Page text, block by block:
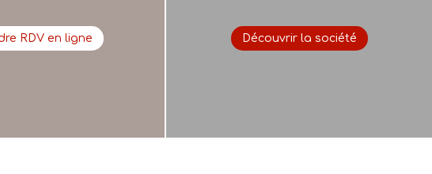
RDV en ligne Découvrir la société